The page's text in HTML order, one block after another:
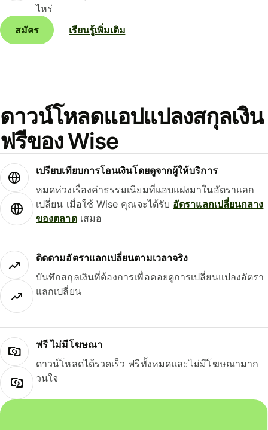
ไหร่
สมัคร
เรียนรู้เพิ่มเติม
ดาวน์โหลดแอปแปลงสกุลเงิน
ฟรีของ Wise
เปรียบเทียบการโอนเงินโดยดูจากผู้ให้บริการ
หมดห่วงเรื่องค่าธรรมเนียมที่แอบแฝงมาในอัตราแลก
เปลี่ยน เมื่อใช้ Wise คุณจะได้รับ อัตราแลกเปลี่ยนกลาง
ของตลาดเสมอ
ติดตามอัตราแลกเปลี่ยนตามเวลาจริง
บันทึกสกุลเงินที่ต้องการเพื่อคอยดูการเปลี่ยนแปลงอัตรา
แลกเปลี่ยน
ฟรี ไม่มีโฆษณา
ดาวน์โหลดได้รวดเร็ว ฟรีทั้งหมดและไม่มีโฆษณามาก
วนใจ